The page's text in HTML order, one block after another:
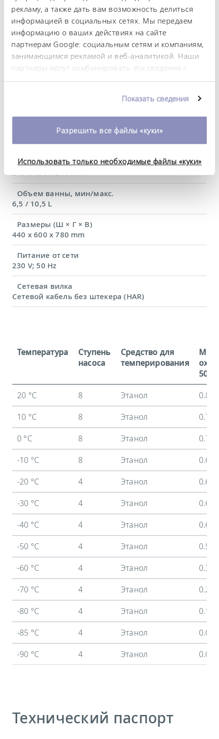
рекламу, а также дать вам возможность делиться
информацией в социальных сетях. Мы передаем
информацию о ваших действиях на сайте
партнерам Google: социальным сетям и компаниям,
занимающимся рекламой и веб-аналитикой. Наши
партнеры могут комбинировать эти сведения с
предоставленной вами информацией, а также
использовании вами их сервисов. Вы можете
изменить или отозвать свое согласие в любое
время. Более подробную информацию об этом вы
можете найти в нашей
политике
Показать сведения
Разрешить все файлы «куки»
Использовать только необходимые файлы «куки»
Диапазон температуры окружающей среды
5 ... 40 °C
Постоянство температурного режима
0,01 ± K
Теплопроизводительность, макс.
3,6 kW
Потребляемая мощность, макс.
Потребление тока
16 A
Dimensions_bath_WTH
240 x 150 x 200 mm
Объем ванны, мин/макс.
6,5 / 10,5 L
Размеры (Ш × Г × В)
440 x 600 x 780 mm
Питание от сети
230 V; 50 Hz
Сетевая вилка
Сетевой кабель без штекера (HAR)
Температура
Ступень
насоса
Средство для
темперирования
50 Гц
20 °C
8 Этанол
0.8
10 °C
8 Этанол
0.75
0 °C
8 Этанол
0.72
-10 °C
8 Этанол
0.69
-20 °C
4 Этанол
0.66
-30 °C
4 Этанол
0.63
-40 °C
4 Этанол
0.6
-50 °C
4 Этанол
0.54
-60 °C
4 Этанол
0.37
-70 °C
4 Этанол
0.24
-80 °C
4 Этанол
0.11
-85 °C
4 Этанол
0.05
-90 °C
4 Этанол 0.02
Технический паспорт